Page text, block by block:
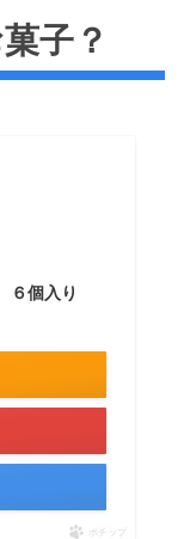
子？
６個入り
ポチップ